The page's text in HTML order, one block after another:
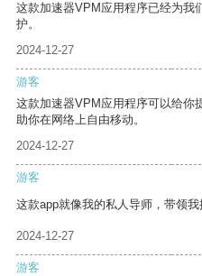
这款加速器VPM应用程序已经为我
护。
2024-12-27
游客
这款加速器VPM应用程序可以给你
助你在网络上自由移动。
2024-12-27
游客
这款app就像我的私人导师，带领我
2024-12-27
游客